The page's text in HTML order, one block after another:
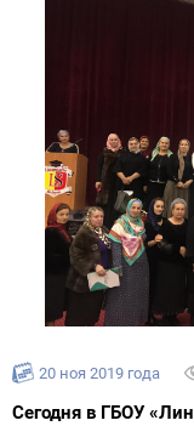
20 ноя 2019 года
Сегодня в ГБОУ